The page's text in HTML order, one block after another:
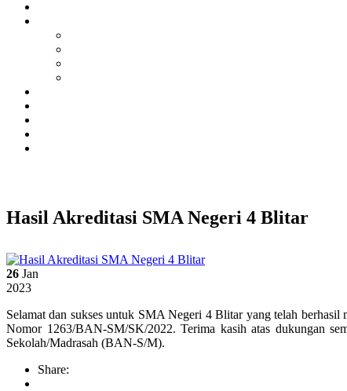
Hasil Akreditasi SMA Negeri 4 Blitar
26 Jan
2023
Selamat dan sukses untuk SMA Negeri 4 Blitar yang telah berhasil
Nomor 1263/BAN-SM/SK/2022. Terima kasih atas dukungan
Sekolah/Madrasah (BAN-S/M).
Share: